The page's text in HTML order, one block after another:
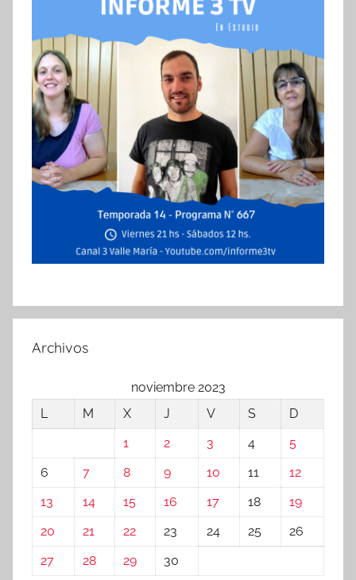
Archivos
noviembre 2023
L
M X J V S
D
1
2 3 4
5
6
7 8 9 10 11
12
13
14 15 16 17 18
19
20
21 22 23 24 25
26
27
28 29 30